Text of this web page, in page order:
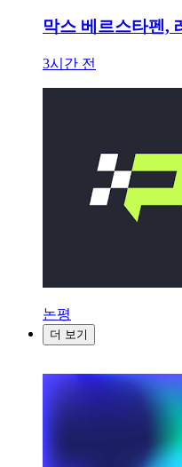
막스 베르스타펜,
3시간 전
논평
더 보기